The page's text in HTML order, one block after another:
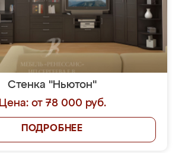
Стенка "Ньютон"
Цена: от 78 000 руб.
ПОДРОБНЕЕ